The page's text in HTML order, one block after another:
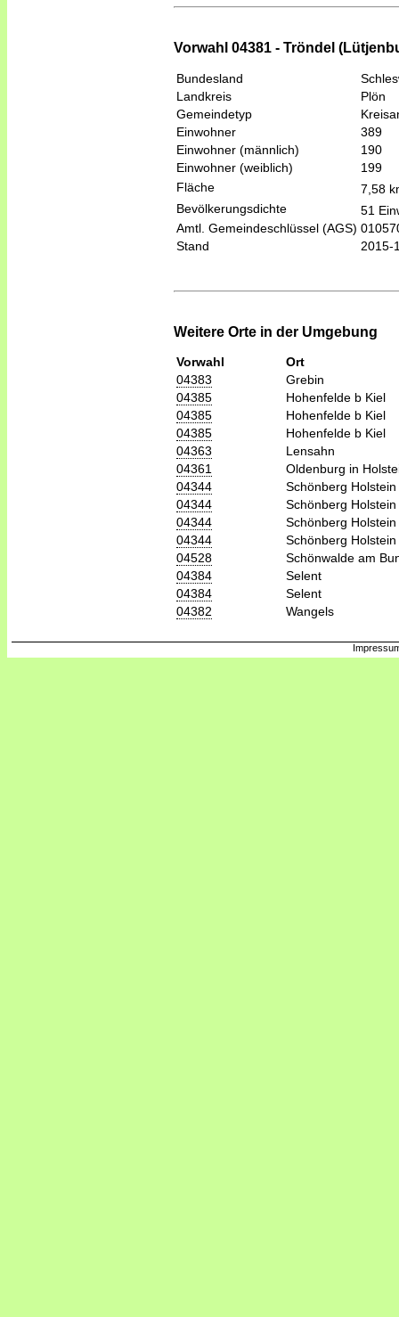
Vorwahl 04381 - Tröndel
Bundesland
Landkreis
Plön
Gemeindetyp
Einwohner
389
Einwohner (männlich)
190
Einwohner (weiblich)
199
Fläche
7,58
Bevölkerungsdichte
51
Amtl. Gemeindeschlüssel (AGS)
Stand
2015-
Weitere Orte in der Umgebung
Vorwahl
Ort
04383
Grebin
04385
Hohenfelde b Kiel
04385
Hohenfelde b Kiel
04385
Hohenfelde b Kiel
04363
Lensahn
04361
Oldenburg in
04344
Schönberg Holstein
04344
Schönberg Holstein
04344
Schönberg Holstein
04344
Schönberg Holstein
04528
Schönwalde am
04384
Selent
04384
Selent
04382
Wangels